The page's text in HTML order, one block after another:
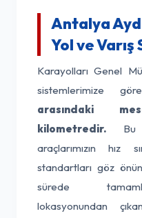
Antalya
Yol ve Varış
Karayolları Genel
sistemlerimize
arasındaki
kilometredir. Bu
araçlarımızın hız
standartları göz
sürede
lokasyonundan